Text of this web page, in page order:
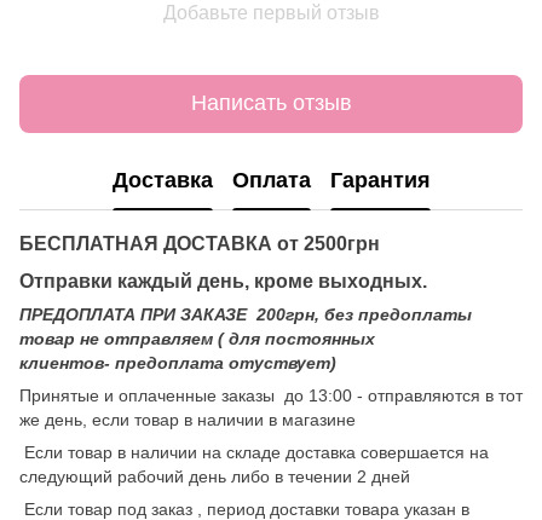
Добавьте первый отзыв
Написать отзыв
Доставка Оплата Гарантия
БЕСПЛАТНАЯ ДОСТАВКА от 2500грн
Отправки каждый день, кроме выходных.
ПРЕДОПЛАТА ПРИ ЗАКАЗЕ 200грн, без предоплаты
товар не отправляем ( для постоянных
клиентов- предоплата отуствует)
Принятые и оплаченные заказы до 13:00 - отправляются в тот
же день, если товар в наличии в магазине
Если товар в наличии на складе доставка совершается на
следующий рабочий день либо в течении 2 дней
Если товар под заказ , период доставки товара указан в